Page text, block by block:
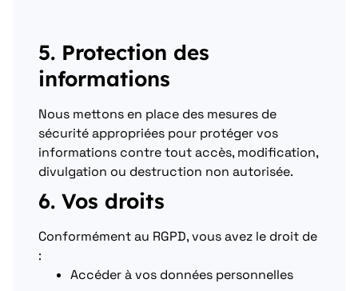
5. Protection des
informations
Nous mettons en place des mesures de
sécurité appropriées pour protéger vos
informations contre tout accès, modification,
divulgation ou destruction non autorisée.
6. Vos droits
Conformément au RGPD, vous avez le droit de
:
Accéder à vos données personnelles